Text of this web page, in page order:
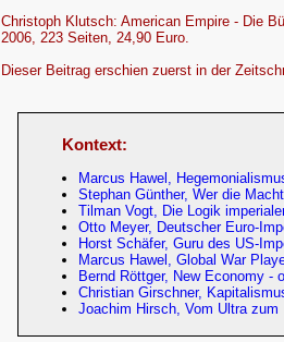
Christoph Klutsch: American Empire - Die
2006, 223 Seiten, 24,90 Euro.
Dieser Beitrag erschien zuerst in der
Kontext:
Marcus Hawel,
Stephan Günther, Wer die
Tilman Vogt, Die Logik
Otto Meyer, Deutscher Euro-
Horst Schäfer, Guru des US-
Marcus Hawel, Global War
Bernd Röttger, New Economy -
Christian Girschner,
Joachim Hirsch, Vom Ultra